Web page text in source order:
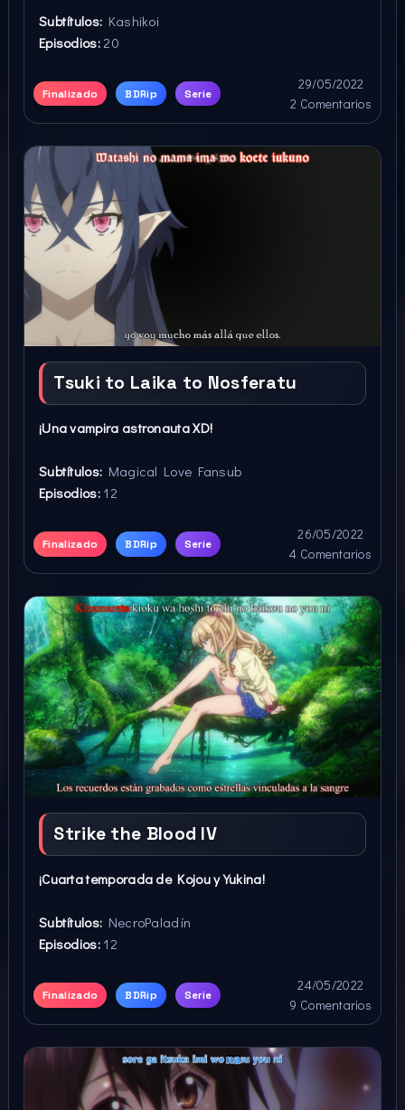
Subtítulos: Kashikoi
Episodios: 20
Finalizado BDRip Serie
29/05/2022
2 Comentarios
Tsuki to Laika to Nosferatu
¡Una vampira astronauta XD!
Subtítulos: Magical Love Fansub
Episodios: 12
Finalizado BDRip Serie
26/05/2022
4 Comentarios
Strike the Blood IV
¡Cuarta temporada de Kojou y Yukina!
Subtítulos: NecroPaladín
Episodios: 12
Finalizado BDRip Serie
24/05/2022
9 Comentarios